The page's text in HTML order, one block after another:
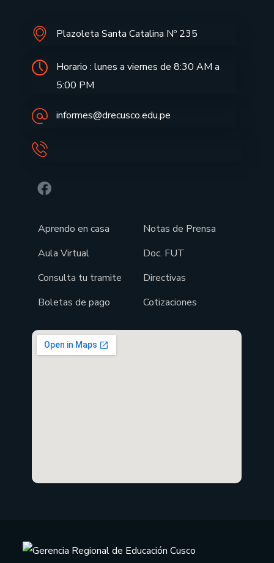
Plazoleta Santa Catalina Nº 235
Horario : lunes a viernes de 8:30 AM a
5:00 PM
informes@drecusco.edu.pe
Aprendo en casa
Aula Virtual
Consulta tu tramite
Boletas de pago
Notas de Prensa
Doc. FUT
Directivas
Cotizaciones